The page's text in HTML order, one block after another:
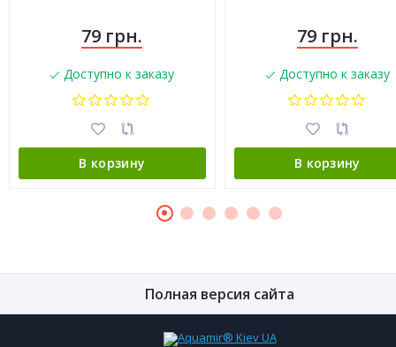
79 грн.
Доступно к заказу
В корзину
79 грн.
Доступно к заказу
В корзину
Полная версия сайта